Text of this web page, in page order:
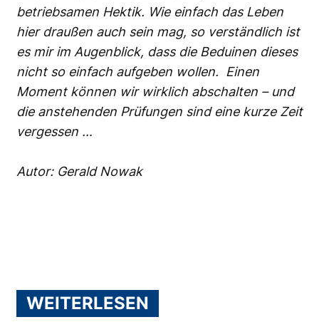
betriebsamen Hektik. Wie einfach das Leben
hier draußen auch sein mag, so verständlich ist
es mir im Augenblick, dass die Beduinen dieses
nicht so einfach aufgeben wollen. Einen
Moment können wir wirklich abschalten – und
die anstehenden Prüfungen sind eine kurze Zeit
vergessen …
Autor: Gerald Nowak
WEITERLESEN